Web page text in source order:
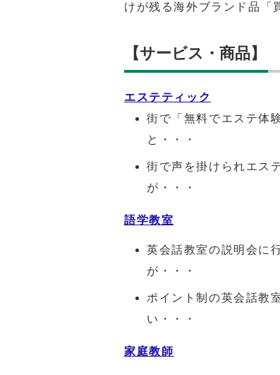
けが残る海外ブランド品「
【サービス・商品】
エステティック
街で「無料でエステ体
と・・・
街で声を掛けられエス
が・・・
語学教室
英会話教室の説明会に
が・・・
ポイント制の英会話教
い・・・
家庭教師